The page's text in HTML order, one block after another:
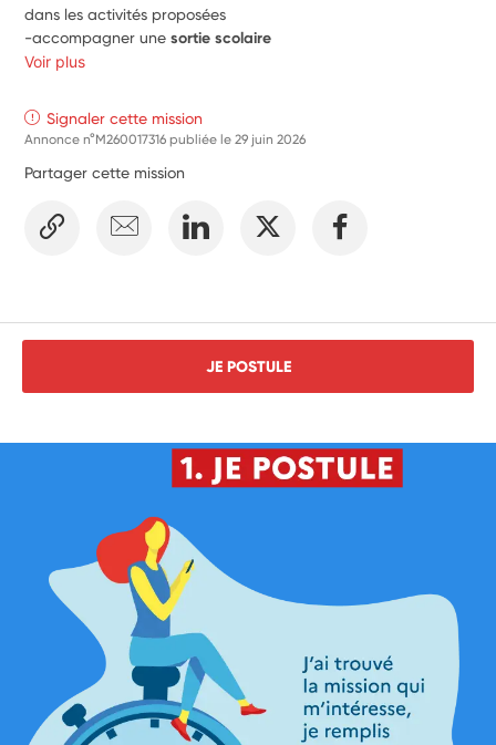
dans les activités proposées
-accompagner une sortie scolaire
Voir plus
Signaler cette mission
Annonce n°M260017316 publiée le29 juin 2026
Partager cette mission
JE POSTULE